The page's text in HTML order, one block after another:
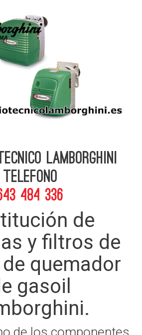
Lamborghini
telefono
484 336
de
y filtros de
quemador
gasoil